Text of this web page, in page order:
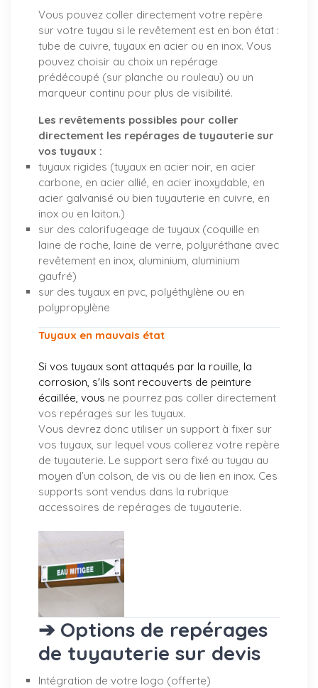
Vous pouvez coller directement votre repère
sur votre tuyau si le revêtement est en bon état :
tube de cuivre, tuyaux en acier ou en inox. Vous
pouvez choisir au choix un repérage
prédécoupé (sur planche ou rouleau) ou un
marqueur continu pour plus de visibilité.
Les revêtements possibles pour coller
directement les repérages de tuyauterie sur
vos tuyaux :
tuyaux rigides (tuyaux en acier noir, en acier
carbone, en acier allié, en acier inoxydable, en
acier galvanisé ou bien tuyauterie en cuivre, en
inox ou en laiton.)
sur des calorifugeage de tuyaux (coquille en
laine de roche, laine de verre, polyuréthane avec
revêtement en inox, aluminium, aluminium
gaufré)
sur des tuyaux en pvc, polyéthylène ou en
polypropylène
Tuyaux en mauvais état
Si vos tuyaux sont attaqués par la rouille, la
corrosion, s'ils sont recouverts de peinture
écaillée, vous ne pourrez pas coller directement
vos repérages sur les tuyaux.
Vous devrez donc utiliser un support à fixer sur
vos tuyaux, sur lequel vous collerez votre repère
de tuyauterie. Le support sera fixé au tuyau au
moyen d’un colson, de vis ou de lien en inox. Ces
supports sont vendus dans la rubrique
accessoires de repérages de tuyauterie.
➔ Options de repérages
de tuyauterie sur devis
Intégration de votre logo (offerte)